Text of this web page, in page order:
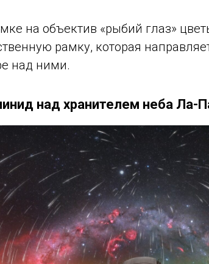
на объектив «рыбий глаз»
рамку, которая
над ними.
над хранителем неба